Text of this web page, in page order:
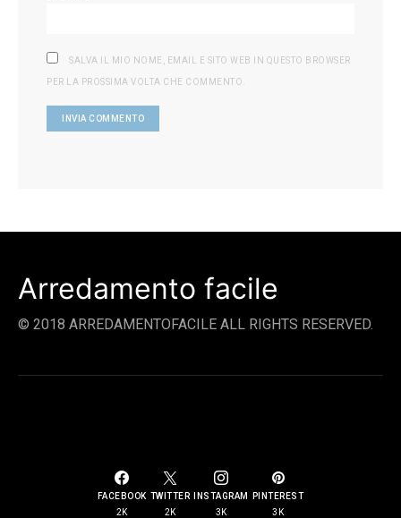
SALVA IL MIO NOME, EMAIL E SITO WEB IN QUESTO BROWSER
PER LA PROSSIMA VOLTA CHE COMMENTO.
Arredamento facile
© 2018 ARREDAMENTOFACILE ALL RIGHTS RESERVED.
FACEBOOK
2K
TWITTER
2K
INSTAGRAM
3K
PINTEREST
3K